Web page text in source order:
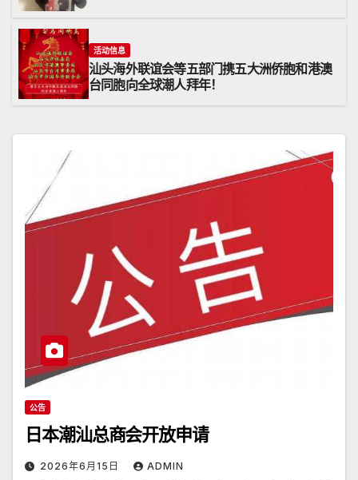
活动信息
汕头海外联谊会等五部门携五大洲侨胞和港澳
台同胞向全球潮人拜年！
公告
日本潮汕总商会开放申请
2026年6月15日 ADMIN